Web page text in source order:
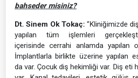
bahseder misiniz?
Dt. Sinem Ok Tokaç: “Kliniğimizde
yapılan tüm işlemleri
içerisinde cerrahi anlamda yapılan
İmplantlarla birlikte üzerine yapılan
da var. Çocuk diş hekimliği var. Diş eti